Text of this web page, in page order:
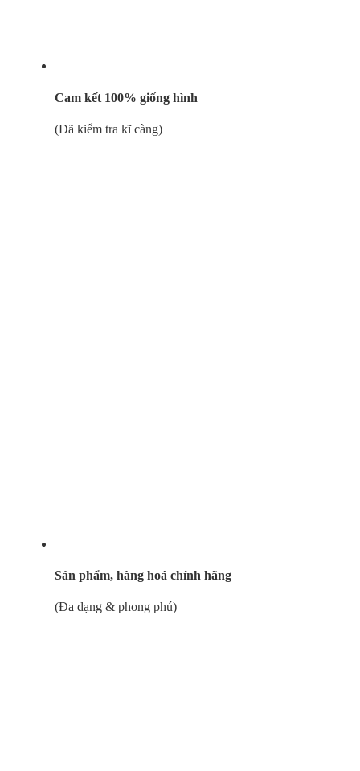
Cam kết 100% giống hình
(Đã kiểm tra kĩ càng)
Sản phẩm, hàng hoá chính hãng
(Đa dạng & phong phú)